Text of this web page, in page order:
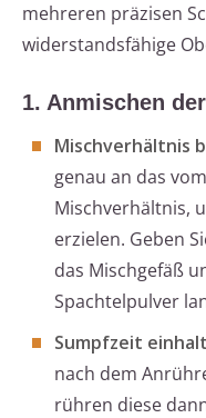
mehreren präzisen
widerstandsfähige
1. Anmischen
Mischverhältnis
genau an das
Mischverhältnis,
erzielen. Geben
das Mischgefäß
Spachtelpulver
Sumpfzeit
nach dem
rühren diese